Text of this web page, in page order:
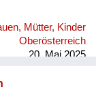
viele Menschen
Mütter, Kinder
Oberösterreich
20. Mai 2025